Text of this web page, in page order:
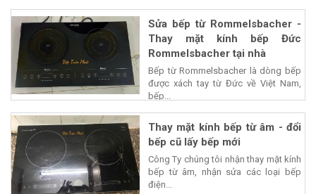
Sửa bếp từ Rommelsbacher -
Thay mặt kính bếp Đức
Rommelsbacher tại nhà
Bếp từ Rommelsbacher là dòng bếp
được xách tay từ Đức về Việt Nam,
bếp...
Thay mặt kính bếp từ âm - đổi
bếp cũ lấy bếp mới
Công Ty chúng tôi nhận thay mặt kính
bếp từ âm, nhận sửa các loại bếp
điện...